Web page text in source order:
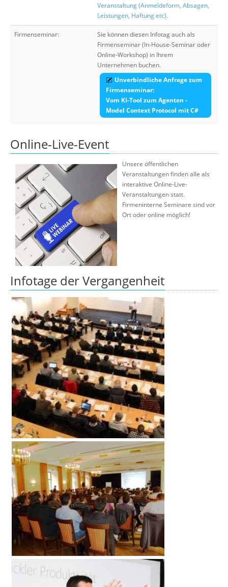
Veranstaltung (Anmeldeform, Absagen,
Leistungen, Haftung etc).
Firmenseminar:
Sie können diesen Infotag auch als
Firmenseminar (In-House-Seminar oder
Online-Workshop) in Ihrem
Unternehmen buchen.
Unverbindliche Anfrage zum
Firmenseminar:
Vom KI-Tool zum Agenten -
Model Context Protocol mit C#
Online-Live-Event
Unsere öffentlichen
Veranstaltungen finden alle als
interaktive Online-Live-
Veranstaltungen statt.
Firmeninterne Seminare sind vor
Ort oder online möglich!
Infotage der Vergangenheit